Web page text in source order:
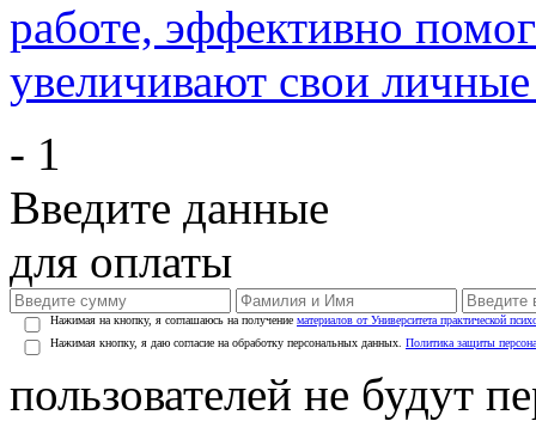
работе, эффективно
увеличивают свои
- 1
Введите данные
для оплаты
Нажимая на кнопку, я соглашаюсь на получение материалов от Университета практической
Нажимая кнопку, я даю согласие на обработку персональных данных. Политика защиты
пользователей не будут